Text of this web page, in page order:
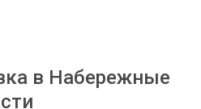
в Набережные